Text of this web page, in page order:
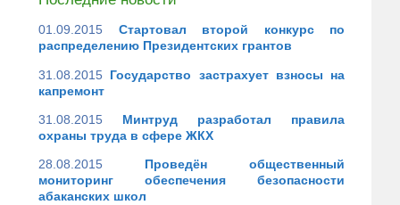
01.09.2015
Стартовал второй конкурс по
распределению Президентских грантов
31.08.2015 Государство застрахует взносы на
капремонт
31.08.2015
Минтруд разработал правила
охраны труда в сфере ЖКХ
28.08.2015
Проведён общественный
мониторинг обеспечения безопасности
абаканских школ